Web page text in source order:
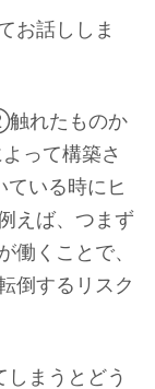
お話ししま
れたものか
って構築さ
いる時にヒ
えば、つまず
働くことで、
倒するリスク
まうとどう